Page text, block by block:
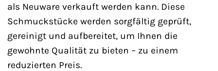
als Neuware verkauft werden kann. Diese
Schmuckstücke werden sorgfältig geprüft,
gereinigt und aufbereitet, um Ihnen die
gewohnte Qualität zu bieten – zu einem
reduzierten Preis.